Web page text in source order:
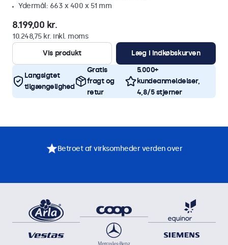
Ydermål: 663 x 400 x 51 mm
8.199,00 kr.
10.248,75 kr. inkl. moms
Vis produkt
Læg i indkøbskurven
Langsigtet
tilgængelighed
Gratis
fragt og
retur
5.000+
kundeanmeldelser,
4,8/5 stjerner
Betroet af virksomheder verden over